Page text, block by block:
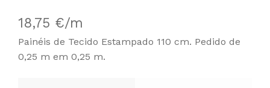
18,75 €/m
Painéis de Tecido Estampado 110 cm. Pedido de
0,25 m em 0,25 m.